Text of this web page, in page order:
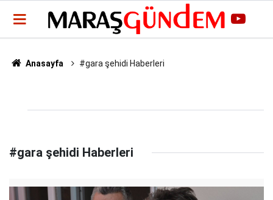
Anasayfa #gara şehidi Haberleri
#gara şehidi Haberleri